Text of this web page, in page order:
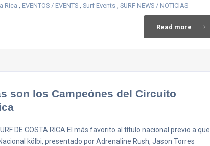
Rica , EVENTOS / EVENTS , Surf Events , SURF NEWS / NOTICIAS
Read more
son los Campeónes del Circuito
DE COSTA RICA El más favorito al título nacional previo a que
kölbi, presentado por Adrenaline Rush, Jason Torres